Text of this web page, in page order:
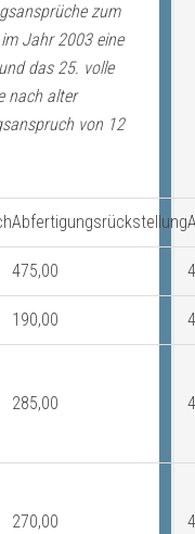
zum
im Jahr 2003 eine
das 25. volle
nach alter
von 12
Abfertigungsrückstellung
475,00
190,00
285,00
270,00